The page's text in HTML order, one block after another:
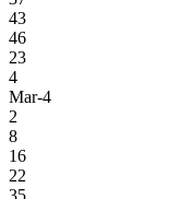
43
46
23
4
Mar-4
2
8
16
22
35